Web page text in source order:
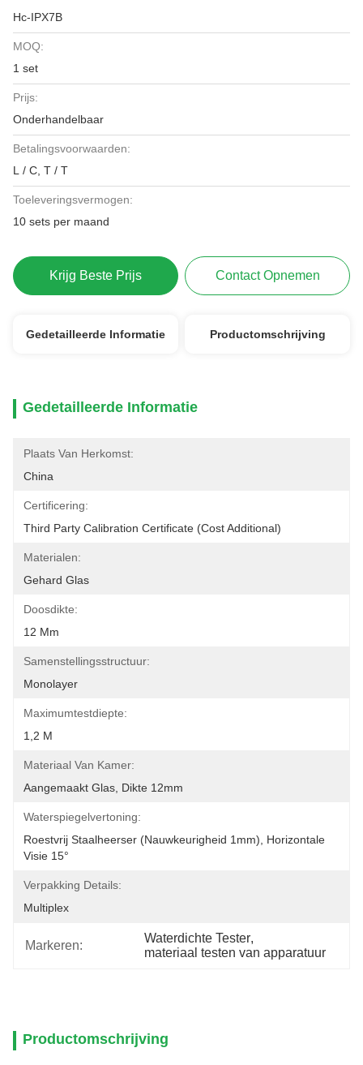
Hc-IPX7B
MOQ:
1 set
Prijs:
Onderhandelbaar
Betalingsvoorwaarden:
L / C, T / T
Toeleveringsvermogen:
10 sets per maand
Krijg Beste Prijs Contact Opnemen
Gedetailleerde Informatie Productomschrijving
Gedetailleerde Informatie
Plaats Van Herkomst:
China
Certificering:
Third Party Calibration Certificate (cost Additional)
Materialen:
Gehard Glas
Doosdikte:
12 Mm
Samenstellingsstructuur:
Monolayer
Maximumtestdiepte:
1,2 M
Materiaal Van Kamer:
Aangemaakt Glas, Dikte 12mm
Waterspiegelvertoning:
Roestvrij Staalheerser (nauwkeurigheid 1mm), Horizontale
Visie 15°
Verpakking Details:
Multiplex
Markeren:
Waterdichte Tester,
materiaal testen van apparatuur
Productomschrijving